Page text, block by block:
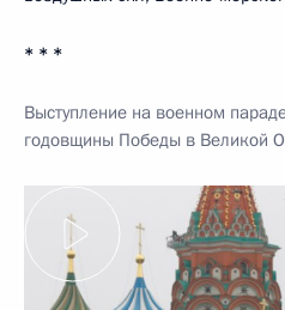
* * *
Выступление на военном
годовщины Победы в Великой